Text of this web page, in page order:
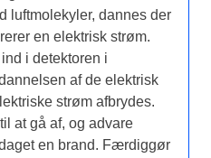
luftmolekyler, dannes der
en elektrisk strøm.
i detektoren i
af de elektrisk
strøm afbrydes.
at gå af, og advare
en brand. Færdiggør